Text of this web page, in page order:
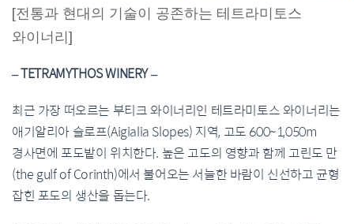
[전통과 현대의 기술이 공존하는 테트라미토스
와이너리]
– TETRAMYTHOS WINERY –
최근 가장 떠오르는 부티크 와이너리인 테트라미토스 와이너리는
애기알리아 슬로프(Aigialia Slopes) 지역, 고도 600~1,050m
경사면에 포도밭이 위치한다. 높은 고도의 영향과 함께 고린도 만
(the gulf of Corinth)에서 불어오는 서늘한 바람이 신선하고 균형
잡힌 포도의 생산을 돕는다.